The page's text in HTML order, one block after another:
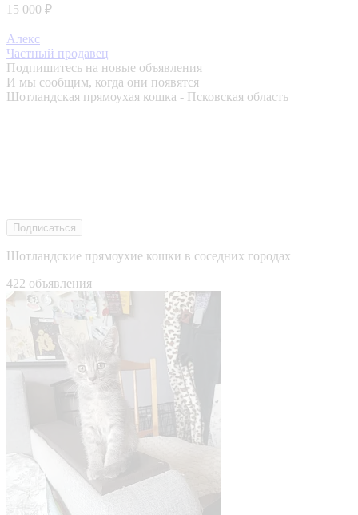
15 000 ₽
Алекс
Частный продавец
Подпишитесь на новые объявления
И мы сообщим, когда они появятся
Шотландская прямоухая кошка - Псковская область
Подписаться
Шотландские прямоухие кошки в соседних городах
422 объявления